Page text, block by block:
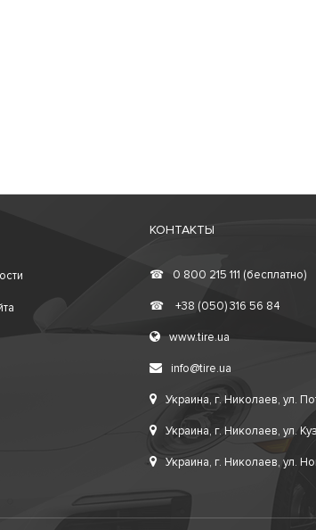
КОНТАКТЫ
☎ 0 800 215 111 (бесплатно)
☎ +38 (050) 316 56 84
www.tire.ua
info@tire.ua
Украина, г. Николаев, ул.
Украина, г. Николаев, ул.
Украина, г. Николаев, ул.